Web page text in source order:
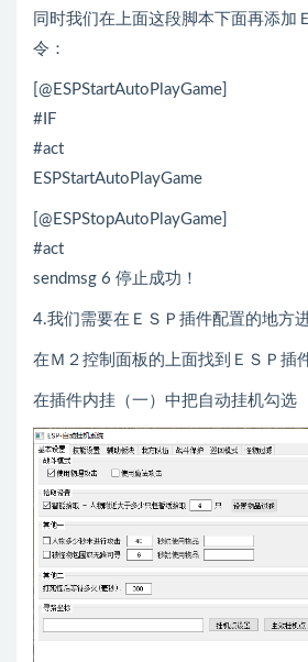
同时我们在上面这段脚本下面再添加
令：
[@ESPStartAutoPlayGame]
#IF
#act
ESPStartAutoPlayGame
[@ESPStopAutoPlayGame]
#act
sendmsg 6 停止成功！
4.我们需要在ＥＳＰ插件配置的地方
在Ｍ２控制面板的上面找到ＥＳＰ插
在插件内挂（一）中把自动挂机勾选